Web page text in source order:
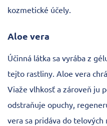
kozmetické účely.
Aloe vera
Účinná látka sa vyrába z
tejto rastliny. Aloe vera
Viaže vlhkosť a zároveň ju
odstraňuje opuchy,
vera sa pridáva do